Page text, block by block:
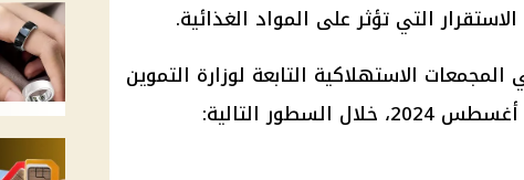
الاستهلاكية التابعة لوزارة التموين